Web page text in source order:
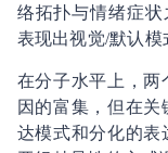
络拓扑与情绪症
表现出视觉/默认模
在分子水平上，两
因的富集，但在
达模式和分化的表